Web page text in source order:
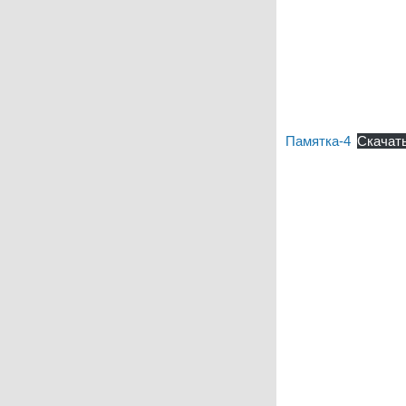
Памятка-4